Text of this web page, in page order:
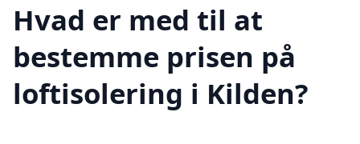
Hvad er med til at
bestemme prisen på
loftisolering i Kilden?